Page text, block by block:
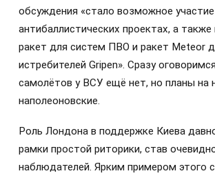
обсуждения «стало возможное
антибаллистических проектах, а также
ракет для систем ПВО и ракет Meteor
истребителей Gripen». Сразу
самолётов у ВСУ ещё нет, но планы на
наполеоновские.
Роль Лондона в поддержке Киева
рамки простой риторики, став
наблюдателей. Ярким примером этого